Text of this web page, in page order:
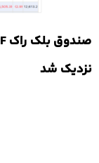
نزدیک شد